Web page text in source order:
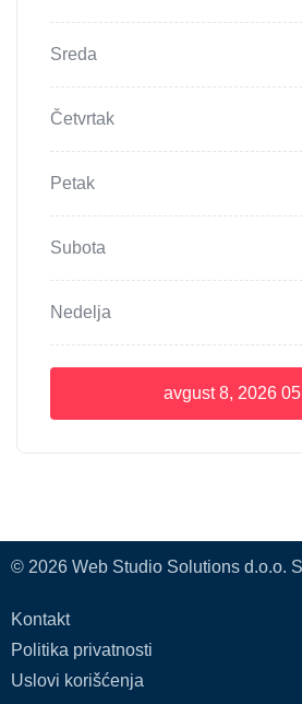
Sreda
Četvrtak
Petak
Subota
Nedelja
avgust 8, 2026
© 2026 Web Studio Solutions d.o.o.
Kontakt
Politika privatnosti
Uslovi korišćenja